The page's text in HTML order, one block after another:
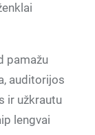
pamažu
auditorijos
ir užkrautu
lengvai